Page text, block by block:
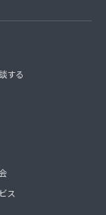
する
ス